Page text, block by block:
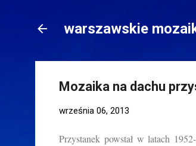
warszawskie
Mozaika na dachu
września 06, 2013
Przystanek powstał w latach